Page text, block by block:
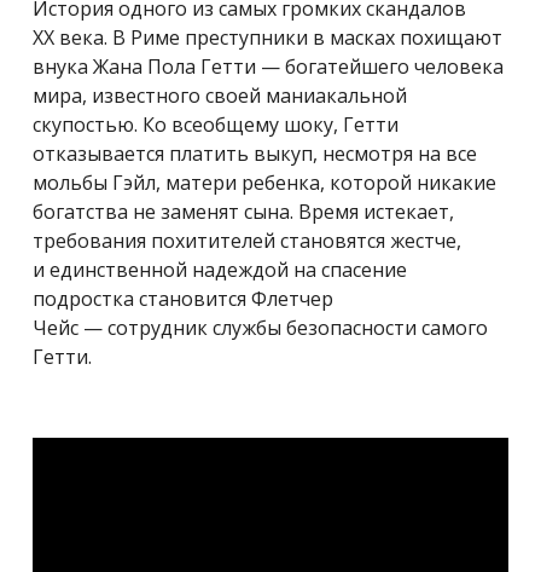
История одного из самых громких скандалов
XX века. В Риме преступники в масках похищают
внука Жана Пола Гетти — богатейшего человека
мира, известного своей маниакальной
скупостью. Ко всеобщему шоку, Гетти
отказывается платить выкуп, несмотря на все
мольбы Гэйл, матери ребенка, которой никакие
богатства не заменят сына. Время истекает,
требования похитителей становятся жестче,
и единственной надеждой на спасение
подростка становится Флетчер
Чейс — сотрудник службы безопасности самого
Гетти.